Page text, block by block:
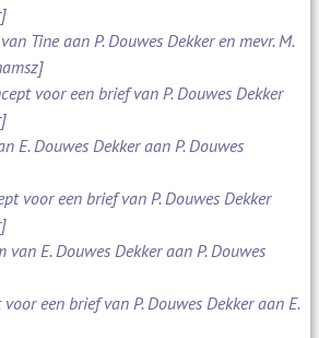
Tine aan P. Douwes Dekker en mevr. M.
voor een brief van P. Douwes Dekker
E. Douwes Dekker aan P. Douwes
voor een brief van P. Douwes Dekker
van E. Douwes Dekker aan P. Douwes
een brief van P. Douwes Dekker aan E.